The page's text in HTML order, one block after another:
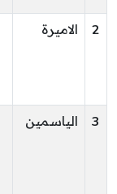
2 الاميرة
3 الياسمين